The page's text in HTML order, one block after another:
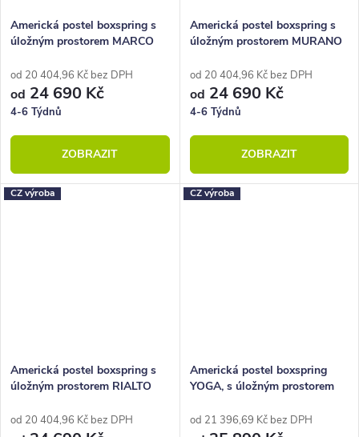
Americká postel boxspring s
úložným prostorem MARCO
od 20 404,96 Kč bez DPH
od 24 690 Kč
4-6 Týdnů
ZOBRAZIT
Americká postel boxspring s
úložným prostorem MURANO
od 20 404,96 Kč bez DPH
od 24 690 Kč
4-6 Týdnů
ZOBRAZIT
CZ výroba
Americká postel boxspring s
úložným prostorem RIALTO
od 20 404,96 Kč bez DPH
CZ výroba
Americká postel boxspring
YOGA, s úložným prostorem
od 21 396,69 Kč bez DPH